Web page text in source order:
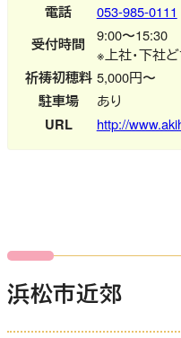
電話 053-985-0111
受付時間
9:00〜15:30
※上社・下社
祈祷初穂料 5,000円〜
駐車場 あり
URL http://
浜松市近郊